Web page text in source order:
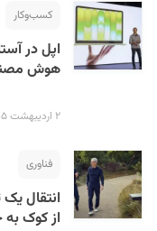
کسب‌و‌کار
اپل در
هوش
۲ اردیبهشت ۱۴۰۵
فناوری
انتقال
از کوک